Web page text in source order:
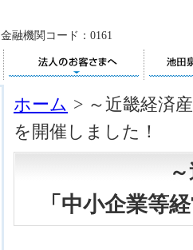
金融機関コード：0161
ホーム > ～近畿経済
を開催しました！
「中小企業等